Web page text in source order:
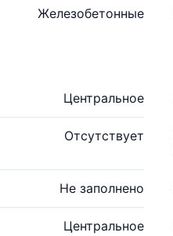
Железобетонные
Центральное
Отсутствует
Не заполнено
Центральное